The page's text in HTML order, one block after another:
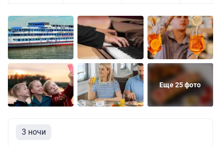
Еще 25 фото
3 ночи